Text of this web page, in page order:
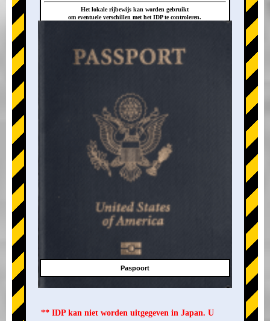
+
Het lokale rijbewijs kan worden gebruikt
om eventuele verschillen met het IDP te controleren.
Paspoort
** IDP kan niet worden uitgegeven in Japan. U